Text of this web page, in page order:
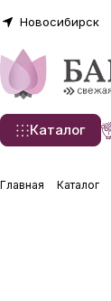
Новосибирск
Каталог
Главная Каталог